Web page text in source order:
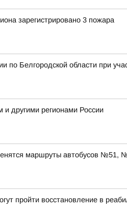
зарегистрировано 3 пожара
Белгородской области при
другими регионами России
маршруты автобусов
пройти восстановление в